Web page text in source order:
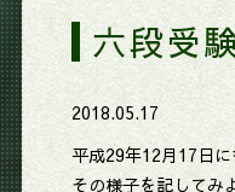
六段受
2018.05.17
平成29年12月17日
その様子を記してみ